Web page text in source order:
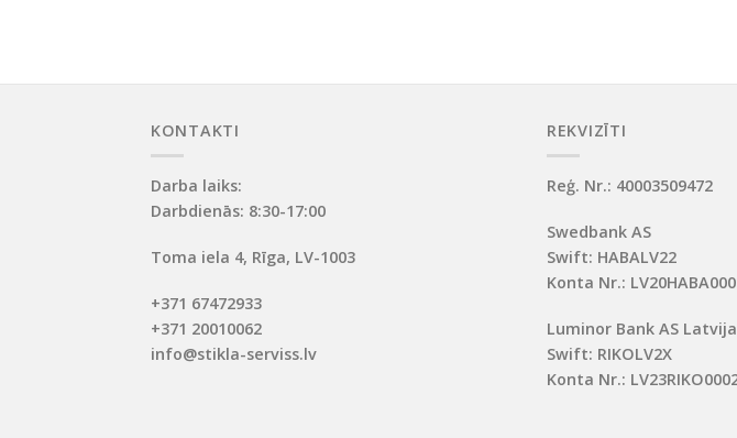
KONTAKTI
Darba laiks:
Darbdienās: 8:30-17:00
Toma iela 4, Rīga, LV-1003
+371 67472933
+371 20010062
info@stikla-serviss.lv
REKVIZĪTI
Reģ. Nr.: 40003509472
Swedbank AS
Swift: HABALV22
Konta Nr.:
Luminor Bank AS
Swift: RIKOLV2X
Konta Nr.: